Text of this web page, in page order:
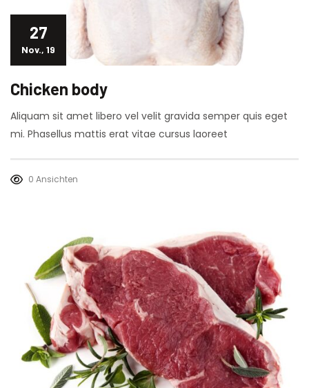
27
Nov., 19
Chicken body
Aliquam sit amet libero vel velit gravida semper quis eget
mi. Phasellus mattis erat vitae cursus laoreet
0 Ansichten